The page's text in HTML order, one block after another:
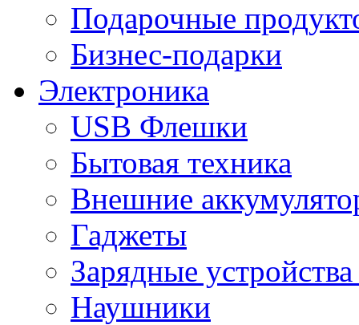
Подарочные
Бизнес-подарки
Электроника
USB Флешки
Бытовая техника
Внешние
Гаджеты
Зарядные
Наушники